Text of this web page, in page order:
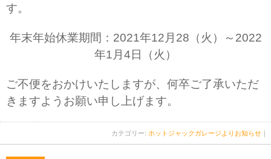
す。
年末年始休業期間：2021年12月28（火）～2022
年1月4日（火）
ご不便をおかけいたしますが、何卒ご了承いただ
きますようお願い申し上げます。
カテゴリー: ホットジャックガレージよりお知らせ ｜